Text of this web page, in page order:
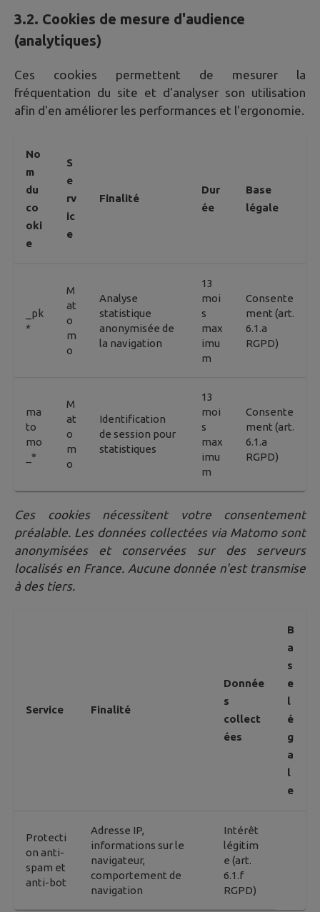
3.2. Cookies de mesure d'audience
(analytiques)
Ces cookies permettent de mesurer la
fréquentation du site et d'analyser son utilisation
afin d'en améliorer les performances et l'ergonomie.
No
m
du
co
oki
e
S
e
rv
ic
e
Finalité
Dur
ée
Base
légale
_pk
*
M
at
o
m
o
Analyse
statistique
anonymisée de
la navigation
13
moi
s
max
imu
m
Consente
ment (art.
6.1.a
RGPD)
ma
to
mo
_*
M
at
o
m
o
Identification
de session pour
statistiques
13
moi
s
max
imu
m
Consente
ment (art.
6.1.a
RGPD)
Ces cookies nécessitent votre consentement
préalable. Les données collectées via Matomo sont
anonymisées et conservées sur des serveurs
localisés en France. Aucune donnée n'est transmise
à des tiers.
Service Finalité
Donnée
s
collect
ées
B
a
s
e
l
é
g
a
l
e
Protecti
on anti-
spam et
anti-bot
Adresse IP,
informations sur le
navigateur,
comportement de
navigation
Intérêt
légitim
e (art.
6.1.f
RGPD)